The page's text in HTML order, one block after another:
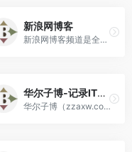
新浪网博客
新浪网博客频道是全中国最主流，最具人气的博客频道。拥有最耀眼的娱乐明星博客、最知性的名人博客、最动人的情感博客，最自我的草根博客!
华尔子博-记录IT人的美好生活
华尔子博（zzaxw.com）是集网络技术、网络技巧，轻松学习和技术文档记录的技术性网站！大数据、区块链您想了解和学习的资料这里都有，在这里您可以记录您的个人技术文档！